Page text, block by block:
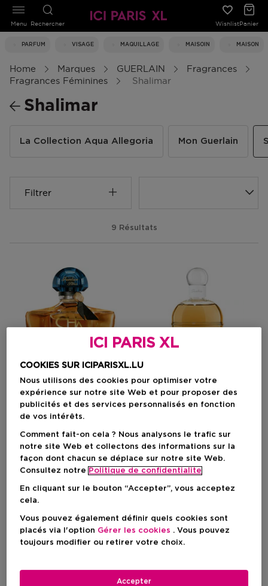
Rechercher WishlistPanier
PARFUM VISAGE MAQUILLAGE MAISOIN MAISON
Menu
Home Marques GUERLAIN
Fragrances
Fragrances Féminines
Shalimar
Shalimar
La Collection Aqua Allegoria Mon Guerlain
Filtrer
9 Résultats
GUERLAIN
Shalimar
L'essence - Eau De Parfum
Intense
A Partir De Prix du produit
76,90 €
2
GUERLAIN
Shalimar
Huile Soyeuse Pour La
Douche
Prix du produit
52,90 €
ICI PARIS XL
COOKIES SUR ICIPARISXL.LU
Nous utilisons des cookies pour optimiser votre
expérience sur notre site Web et pour proposer des
publicités et des services personnalisés en fonction
de vos intérêts.
Comment fait-on cela ? Nous analysons le trafic sur
notre site Web et collectons des informations sur la
façon dont chacun se déplace sur notre site Web.
Consultez notre Politique de confidentialite
En cliquant sur le bouton “Accepter”, vous acceptez
cela.
Vous pouvez également définir quels cookies sont
placés via l'option Gérer les cookies . Vous pouvez
toujours modifier ou retirer votre choix.
Accepter